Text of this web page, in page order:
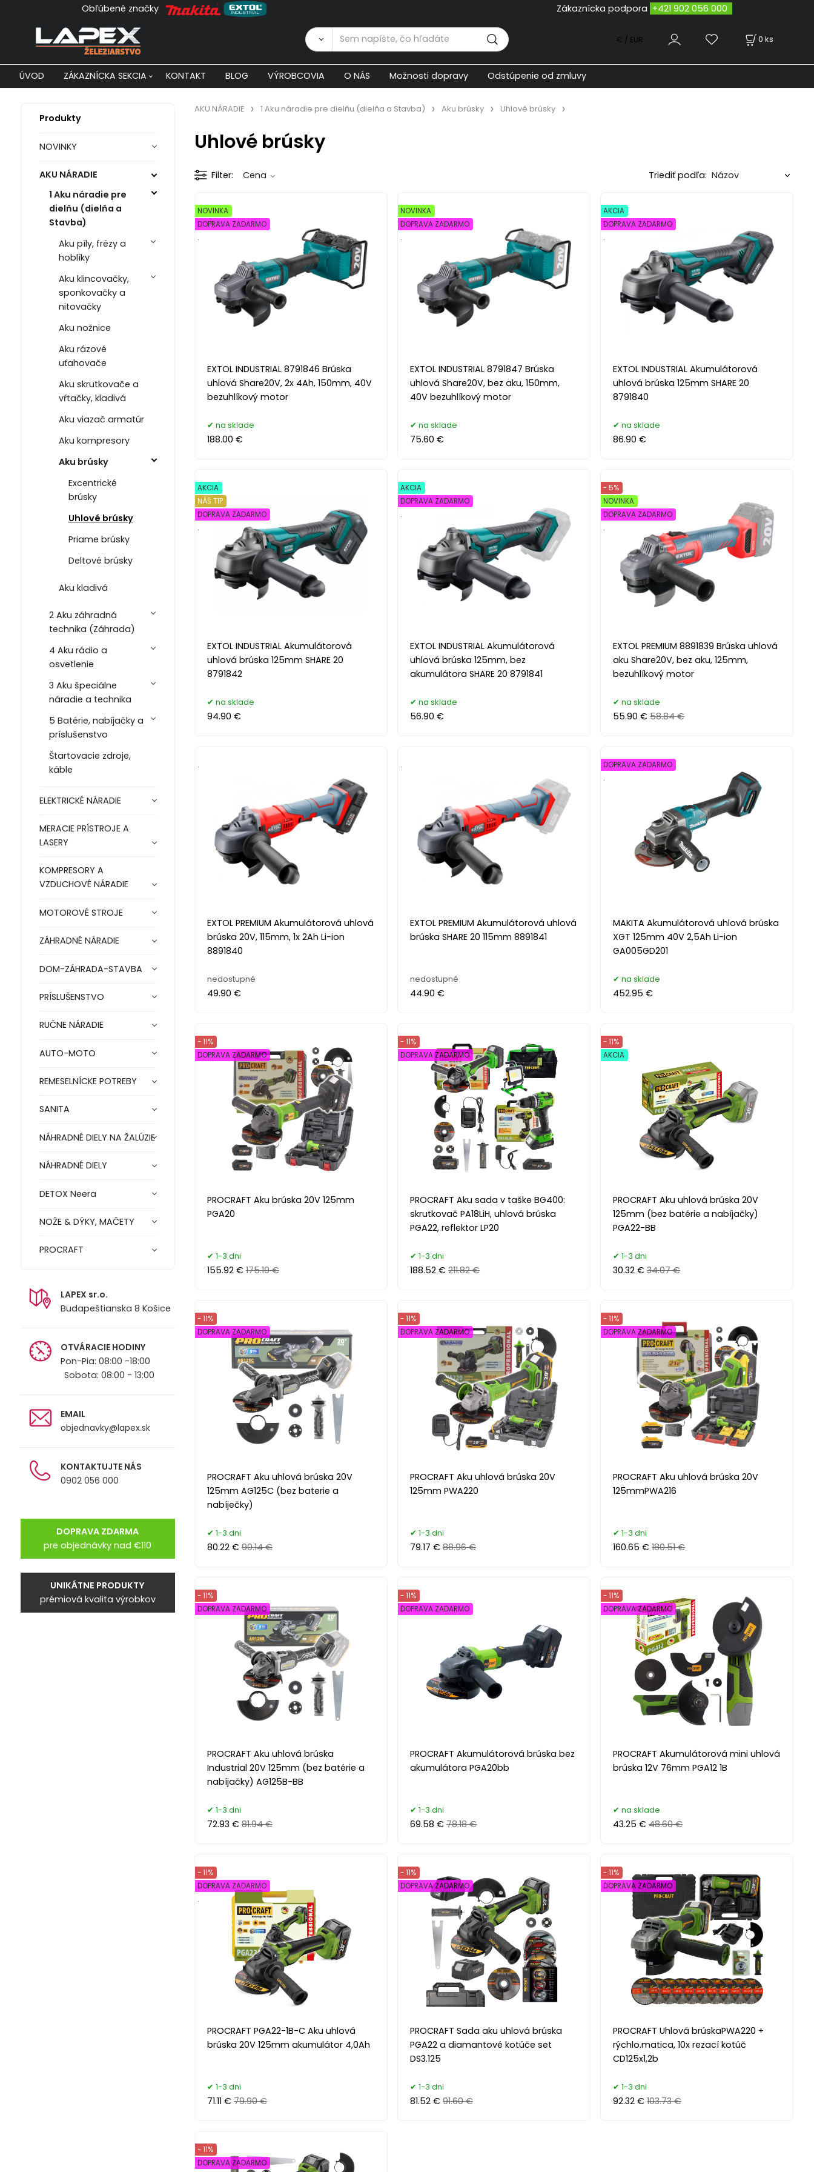
Obľúbené značky Zákaznícka podpora +421 902 056 000
0 ks
€ / EUR
ÚVOD ZÁKAZNÍCKA SEKCIA KONTAKT BLOG VÝROBCOVIA O NÁS Možnosti dopravy Odstúpenie od zmluvy
Produkty
NOVINKY
AKU NÁRADIE
1 Aku náradie pre
dielňu (dielňa a
Stavba)
Aku píly, frézy a
hoblíky
Aku klincovačky,
sponkovačky a
nitovačky
Aku nožnice
Aku rázové
uťahovače
Aku skrutkovače a
vŕtačky, kladivá
Aku viazač armatúr
Aku kompresory
Aku brúsky
Excentrické
brúsky
Uhlové brúsky
Priame brúsky
Deltové brúsky
Aku kladivá
2 Aku záhradná
technika (Záhrada)
4 Aku rádio a
osvetlenie
3 Aku špeciálne
náradie a technika
5 Batérie, nabíjačky a
príslušenstvo
Štartovacie zdroje,
káble
ELEKTRICKÉ NÁRADIE
MERACIE PRÍSTROJE A
LASERY
KOMPRESORY A
VZDUCHOVÉ NÁRADIE
MOTOROVÉ STROJE
ZÁHRADNÉ NÁRADIE
DOM-ZÁHRADA-STAVBA
PRÍSLUŠENSTVO
RUČNE NÁRADIE
AUTO-MOTO
REMESELNÍCKE POTREBY
SANITA
NÁHRADNÉ DIELY NA ŽALÚZIE
NÁHRADNÉ DIELY
DETOX Neera
NOŽE & DÝKY, MAČETY
PROCRAFT
LAPEX sr.o.
Budapeštianska 8 Košice
OTVÁRACIE HODINY
Pon-Pia: 08:00 -18:00
Sobota: 08:00 - 13:00
EMAIL
objednavky@lapex.sk
KONTAKTUJTE NÁS
0902 056 000
DOPRAVA ZDARMA
pre objednávky nad €110
UNIKÁTNE PRODUKTY
prémiová kvalita výrobkov
AKU NÁRADIE 1 Aku náradie pre dielňu (dielňa a Stavba) Aku brúsky Uhlové brúsky
Uhlové brúsky
Filter Cena Triediť podľa:
EXTOL INDUSTRIAL 8791846 Brúska
uhlová Share20V, 2x 4Ah, 150mm, 40V
bezuhlíkový motor
NOVINKA
DOPRAVA ZADARMO
.
na sklade
188.00 €
EXTOL INDUSTRIAL 8791847 Brúska
uhlová Share20V, bez aku, 150mm,
40V bezuhlíkový motor
NOVINKA
DOPRAVA ZADARMO
.
na sklade
75.60 €
EXTOL INDUSTRIAL Akumulátorová
uhlová brúska 125mm SHARE 20
8791840
AKCIA
DOPRAVA ZADARMO
.
na sklade
86.90 €
EXTOL INDUSTRIAL Akumulátorová
uhlová brúska 125mm SHARE 20
8791842
AKCIA
NÁŠ TIP
DOPRAVA ZADARMO
.
na sklade
94.90 €
EXTOL INDUSTRIAL Akumulátorová
uhlová brúska 125mm, bez
akumulátora SHARE 20 8791841
AKCIA
DOPRAVA ZADARMO
.
na sklade
56.90 €
EXTOL PREMIUM 8891839 Brúska uhlová
aku Share20V, bez aku, 125mm,
bezuhlíkový motor
- 5%
NOVINKA
DOPRAVA ZADARMO
.
na sklade
55.90 € 58.84 €
EXTOL PREMIUM Akumulátorová uhlová
brúska 20V, 115mm, 1x 2Ah Li-ion
8891840
.
nedostupné
49.90 €
EXTOL PREMIUM Akumulátorová uhlová
brúska SHARE 20 115mm 8891841
.
nedostupné
44.90 €
MAKITA Akumulátorová uhlová brúska
XGT 125mm 40V 2,5Ah Li-ion
GA005GD201
DOPRAVA ZADARMO
.
na sklade
452.95 €
PROCRAFT Aku brúska 20V 125mm
PGA20
- 11%
DOPRAVA ZADARMO
1-3 dni
155.92 € 175.19 €
PROCRAFT Aku sada v taške BG400:
skrutkovač PA18LiH, uhlová brúska
PGA22, reflektor LP20
- 11%
DOPRAVA ZADARMO
1-3 dni
188.52 € 211.82 €
PROCRAFT Aku uhlová brúska 20V
125mm (bez batérie a nabíjačky)
PGA22-BB
- 11%
AKCIA
1-3 dni
30.32 € 34.07 €
PROCRAFT Aku uhlová brúska 20V
125mm AG125C (bez baterie a
nabíječky)
- 11%
DOPRAVA ZADARMO
1-3 dni
80.22 € 90.14 €
PROCRAFT Aku uhlová brúska 20V
125mm PWA220
- 11%
DOPRAVA ZADARMO
1-3 dni
79.17 € 88.96 €
PROCRAFT Aku uhlová brúska 20V
125mmPWA216
- 11%
DOPRAVA ZADARMO
1-3 dni
160.65 € 180.51 €
PROCRAFT Aku uhlová brúska
Industrial 20V 125mm (bez batérie a
nabíjačky) AG125B-BB
- 11%
DOPRAVA ZADARMO
1-3 dni
72.93 € 81.94 €
PROCRAFT Akumulátorová brúska bez
akumulátora PGA20bb
- 11%
DOPRAVA ZADARMO
1-3 dni
69.58 € 78.18 €
PROCRAFT Akumulátorová mini uhlová
brúska 12V 76mm PGA12 1B
- 11%
DOPRAVA ZADARMO
na sklade
43.25 € 48.60 €
PROCRAFT PGA22-1B-C Aku uhlová
brúska 20V 125mm akumulátor 4,0Ah
- 11%
DOPRAVA ZADARMO
.
1-3 dni
71.11 € 79.90 €
PROCRAFT Sada aku uhlová brúska
PGA22 a diamantové kotúče set
DS3.125
- 11%
DOPRAVA ZADARMO
1-3 dni
81.52 € 91.60 €
PROCRAFT Uhlová brúskaPWA220 +
rýchlo.matica, 10x rezací kotúč
CD125x1,2b
- 11%
DOPRAVA ZADARMO
1-3 dni
92.32 € 103.73 €
- 11%
DOPRAVA ZADARMO